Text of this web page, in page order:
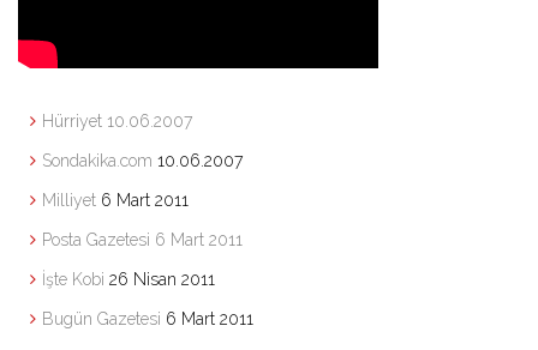
Hürriyet 10.06.2007
Sondakika.com 10.06.2007
Milliyet 6 Mart 2011
Posta Gazetesi 6 Mart 2011
İşte Kobi 26 Nisan 2011
Bugün Gazetesi 6 Mart 2011